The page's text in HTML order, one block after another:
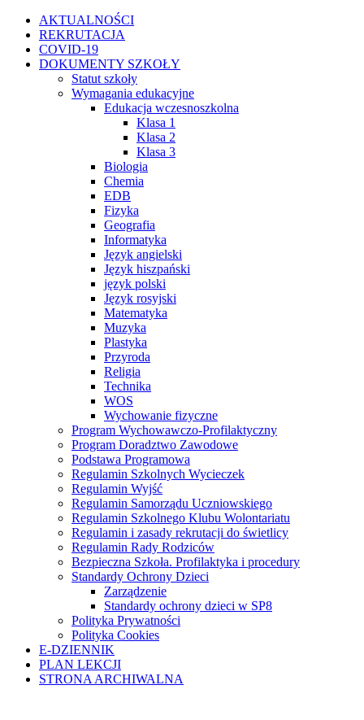
Przejdź
zawartości
Facebook
Instagram
WhatsApp
Twitter
YouTubeAKTUALNOŚCI
REKRUTACJA
COVID-19
DOKUMENTY SZKOŁY
Statut szkoły
Wymagania edukacyjne
Edukacja wczesnoszkolna
Klasa 1
Klasa 2
Klasa 3
Biologia
Chemia
EDB
Fizyka
Geografia
Informatyka
Język angielski
Język hiszpański
język polski
Język rosyjski
Matematyka
Muzyka
Plastyka
Przyroda
Religia
Technika
WOS
Wychowanie fizyczne
Program Wychowawczo-Profilaktyczny
Program Doradztwo Zawodowe
Podstawa Programowa
Regulamin Szkolnych Wycieczek
Regulamin Wyjść
Regulamin Samorządu Uczniowskiego
Regulamin Szkolnego Klubu Wolontariatu
Regulamin i zasady rekrutacji do świetlicy
Regulamin Rady Rodziców
Bezpieczna Szkoła. Profilaktyka i procedury
Standardy Ochrony Dzieci
Zarządzenie
Standardy ochrony dzieci w SP8
Polityka Prywatności
Polityka Cookies
E-DZIENNIK
PLAN LEKCJI
STRONA ARCHIWALNA